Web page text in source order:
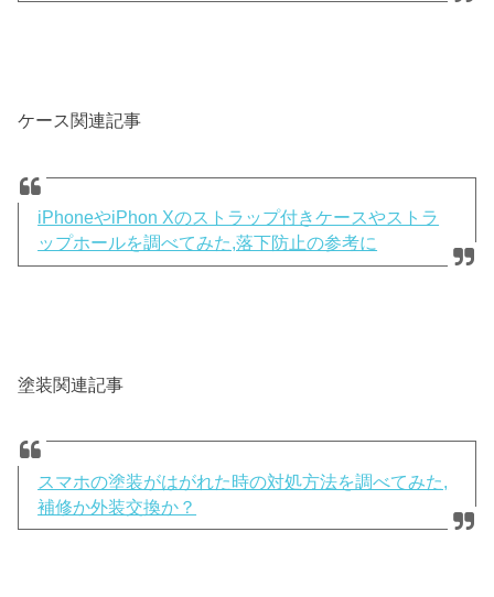
ケース関連記事
iPhoneやiPhon Xのストラップ付きケースやストラ
ップホールを調べてみた,落下防止の参考に
塗装関連記事
スマホの塗装がはがれた時の対処方法を調べてみた,
補修か外装交換か？